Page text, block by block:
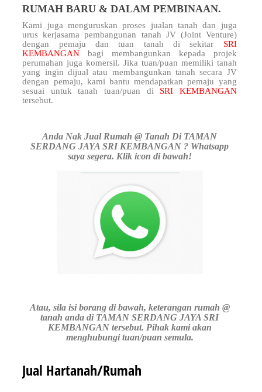
RUMAH BARU & DALAM PEMBINAAN.
Kami juga menguruskan proses jualan tanah dan juga
urus kerjasama pembangunan tanah JV (Joint Venture)
dengan pemaju dan tuan tanah di sekitar SRI
KEMBANGANbagi membangunkan kepada projek
perumahan juga komersil. Jika tuan/puan memiliki tanah
yang ingin dijual atau membangunkan tanah secara JV
dengan pemaju, kami bantu mendapatkan pemaju yang
sesuai untuk tanah tuan/puan di SRI KEMBANGAN
tersebut.
Anda Nak Jual Rumah @ Tanah Di TAMAN
SERDANG JAYA SRI KEMBANGAN ? Whatsapp
saya segera. Klik icon di bawah!
Atau, sila isi borang di bawah, keterangan rumah @
tanah anda di TAMAN SERDANG JAYA SRI
KEMBANGAN tersebut. Pihak kami akan
menghubungi tuan/puan semula.